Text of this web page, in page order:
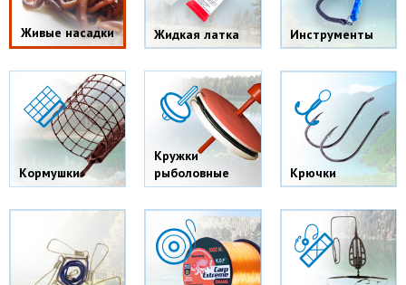
Живые насадки Жидкая латка Инструменты
Кормушки
Кружки
рыболовные
Крючки